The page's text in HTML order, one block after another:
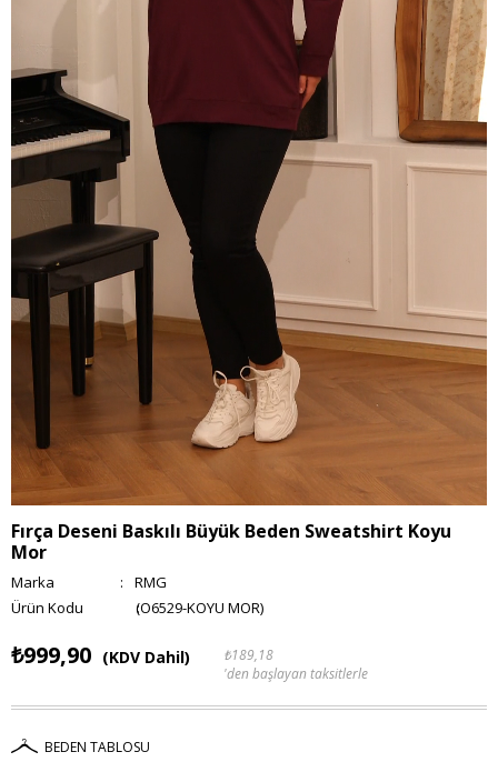
Fırça Deseni Baskılı Büyük Beden Sweatshirt Koyu
Mor
Marka :
RMG
(O6529-KOYU MOR)
₺999,90 (KDV Dahil)
₺189,18
'den başlayan taksitlerle
BEDEN TABLOSU